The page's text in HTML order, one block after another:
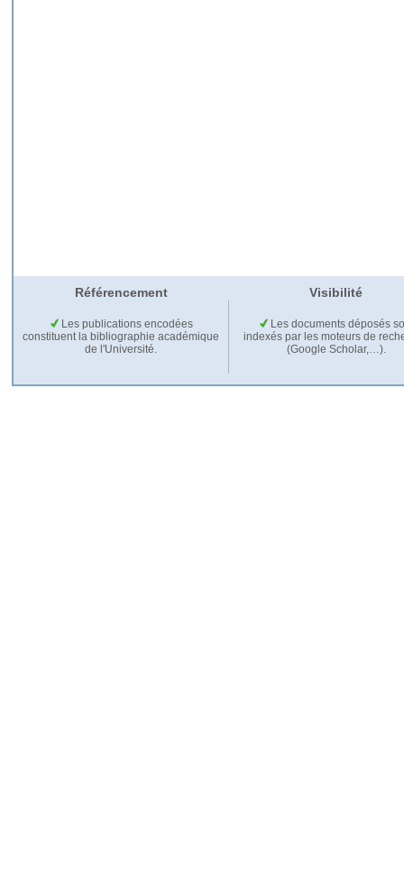
Référencement Visibilité
Les publications encodées
constituent la bibliographie académique
de l'Université.
Les documents déposés
indexés par les moteurs de
(Google Scholar,…).